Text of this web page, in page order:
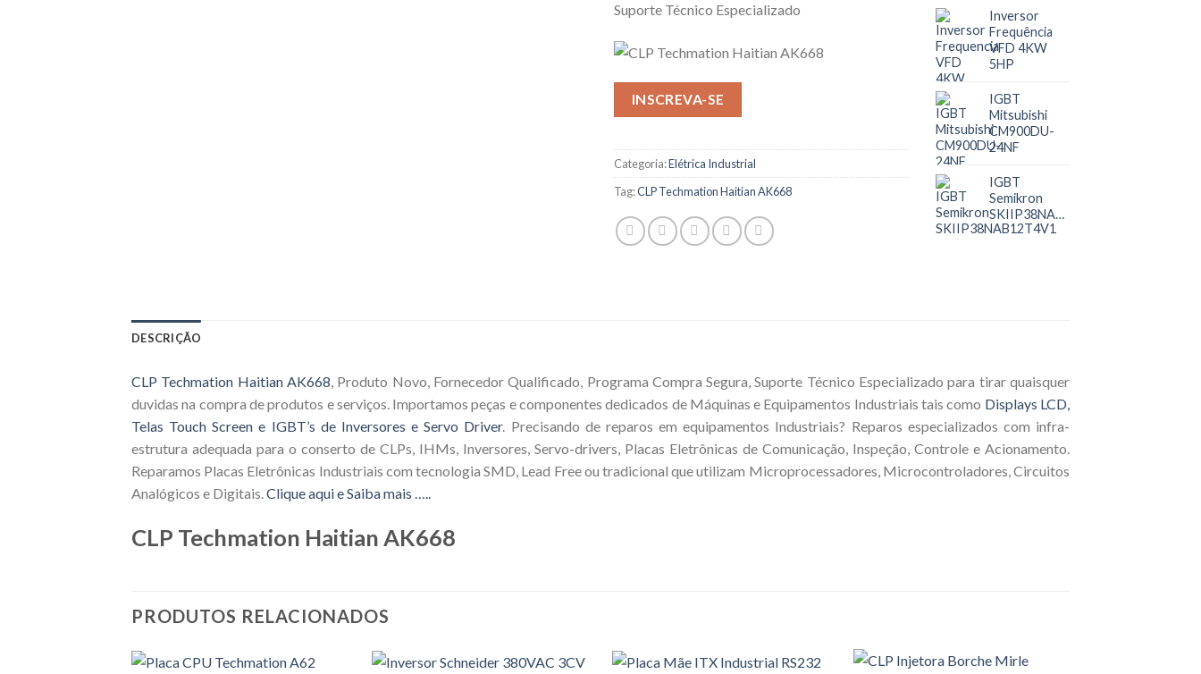
Suporte Técnico Especializado
INSCREVA-SE
Categoria:Elétrica Industrial
Tag:CLP Techmation Haitian AK668
Inversor
Frequência
VFD 4KW
5HP
IGBT
Mitsubishi
CM900DU-
24NF
IGBT
Semikron
SKIIP38NAB12T4V1
DESCRIÇÃO
CLP Techmation Haitian AK668, Produto Novo, Fornecedor Qualificado, Programa Compra Segura, Suporte Técnico Especializado para tirar quaisquer
duvidas na compra de produtos e serviços. Importamos peças e componentes dedicados de Máquinas e Equipamentos Industriais tais como Displays LCD,
Telas Touch Screen e IGBT’s de Inversores e Servo Driver. Precisando de reparos em equipamentos Industriais? Reparos especializados com infra-
estrutura adequada para o conserto de CLPs, IHMs, Inversores, Servo-drivers, Placas Eletrônicas de Comunicação, Inspeção, Controle e Acionamento.
Reparamos Placas Eletrônicas Industriais com tecnologia SMD, Lead Free ou tradicional que utilizam Microprocessadores, Microcontroladores, Circuitos
Analógicos e Digitais.Clique aqui e Saiba mais …..
CLP Techmation Haitian AK668
PRODUTOS RELACIONADOS